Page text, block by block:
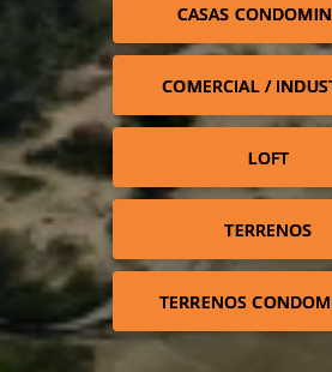
CASAS
COMERCIAL /
LOFT
TERRENOS
TERRENOS